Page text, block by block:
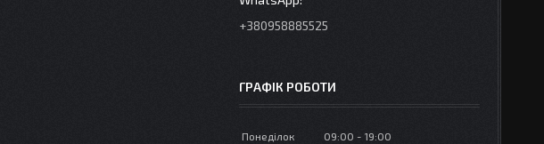
+380958885525
ГРАФІК РОБОТИ
Понеділок 09:00 19:00